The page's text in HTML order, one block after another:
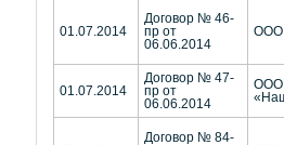
01.07.2014
Договор № 46-
пр от
06.06.2014
ООО
01.07.2014
Договор № 47-
пр от
06.06.2014
ООО
Договор № 84-